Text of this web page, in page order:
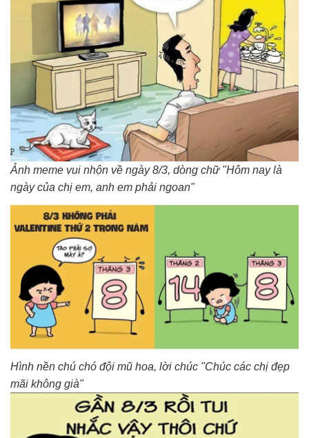
Ảnh meme vui nhộn về ngày 8/3, dòng chữ "Hôm nay là
ngày của chị em, anh em phải ngoan"
Hình nền chú chó đội mũ hoa, lời chúc "Chúc các chị đẹp
mãi không già"